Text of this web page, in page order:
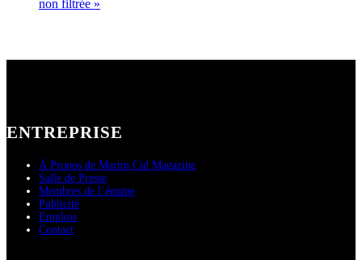
non filtrée »
ENTREPRISE
À Propos de Martin Cid Magazine
Salle de Presse
Membres de l’équipe
Publicité
Emplois
Contact